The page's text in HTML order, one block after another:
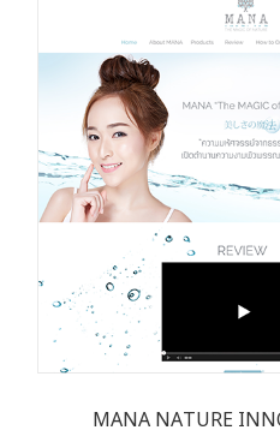
MANA NATURE